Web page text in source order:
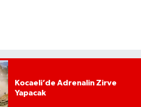
Kocaeli’de Adrenalin Zirve
Yapacak